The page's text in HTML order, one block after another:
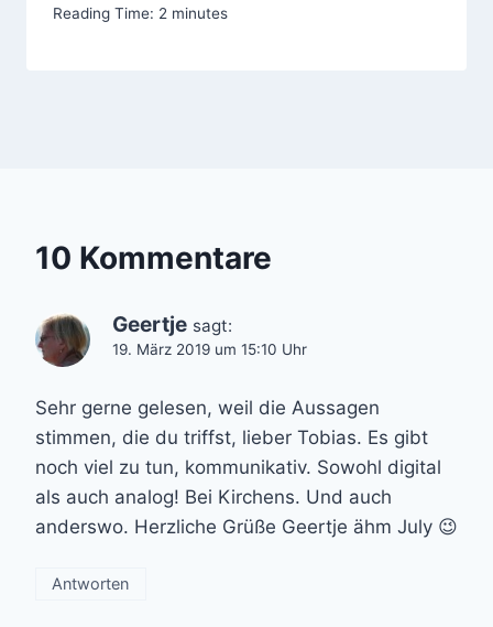
Reading Time: 2 minutes
10 Kommentare
Geertje sagt:
19. März 2019 um 15:10 Uhr
Sehr gerne gelesen, weil die Aussagen
stimmen, die du triffst, lieber Tobias. Es gibt
noch viel zu tun, kommunikativ. Sowohl digital
als auch analog! Bei Kirchens. Und auch
anderswo. Herzliche Grüße Geertje ähm July 😉
Antworten